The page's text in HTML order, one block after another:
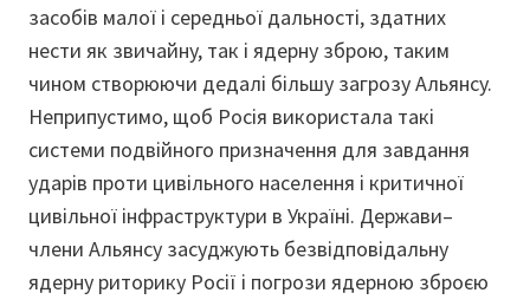
засобів малої і середньої дальності, здатних
нести як звичайну, так і ядерну зброю, таким
чином створюючи дедалі більшу загрозу Альянсу.
Неприпустимо, щоб Росія використала такі
системи подвійного призначення для завдання
ударів проти цивільного населення і критичної
цивільної інфраструктури в Україні. Держави–
члени Альянсу засуджують безвідповідальну
ядерну риторику Росії і погрози ядерною зброєю